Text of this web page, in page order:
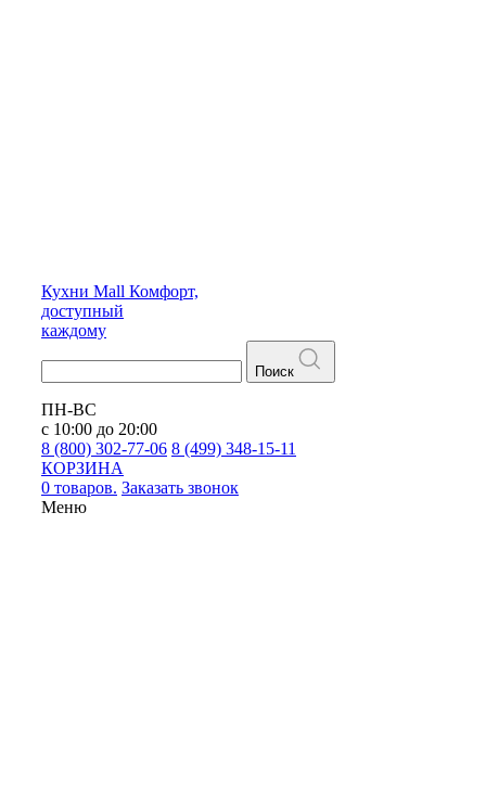
Кухни Mall Комфорт,
доступный
каждому
Поиск
ПН-ВС
с 10:00 до 20:00
8 (800) 302-77-06 8 (499) 348-15-11
КОРЗИНА
0 товаров. Заказать звонок
Меню